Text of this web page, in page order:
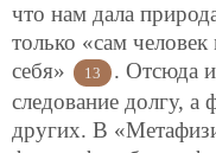
что нам дала
только «сам
себя»
13
. Отсюда
следование долгу, а
других. В